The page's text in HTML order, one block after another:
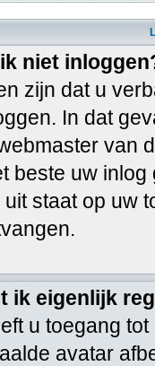
niet
zijn dat u
In dat
van
beste uw
staat op uw
ik eigenlijk
u toegang
avatar